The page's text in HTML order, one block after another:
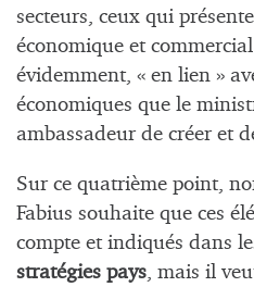
secteurs, ceux qui
économique et
évidemment, « en lien »
économiques que le
ambassadeur de créer et
Sur ce quatrième point,
Fabius souhaite que ces
compte et indiqués dans
stratégies pays, mais il